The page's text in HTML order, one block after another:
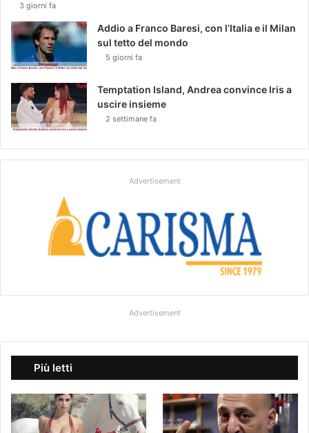
3 giorni fa
Addio a Franco Baresi, con l’Italia e il Milan
sul tetto del mondo
5 giorni fa
Temptation Island, Andrea convince Iris a
uscire insieme
2 settimane fa
Advertisement
Advertisement
Più letti